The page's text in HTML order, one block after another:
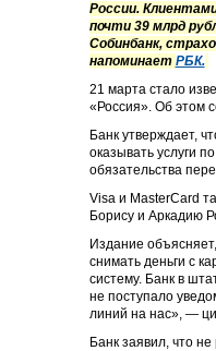
России.
почти 39 млрд
Собинбанк,
напоминает РБК.
21 марта стало
«Россия». Об этом
Банк утверждает,
оказывать услуги
обязательства
Visa и MasterCard
Борису и Аркадию
Издание
снимать деньги с
систему. Банк в
не поступало
линий на нас», —
Банк заявил, что